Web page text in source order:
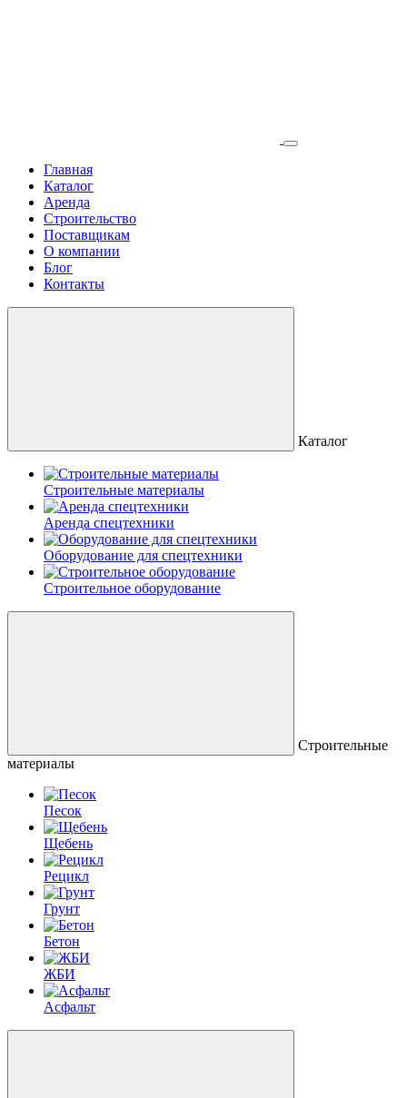
Главная
Каталог
Аренда
Строительство
Поставщикам
О компании
Блог
Контакты
Каталог
Строительные материалы
Аренда спецтехники
Оборудование для спецтехники
Строительное оборудование
Строительные
материалы
Песок
Щебень
Рецикл
Грунт
Бетон
ЖБИ
Асфальт